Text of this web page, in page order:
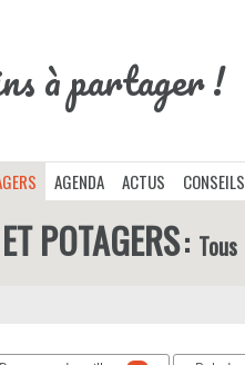
à partager !
AGENDA ACTUS CONSEILS
POTAGERS Tous